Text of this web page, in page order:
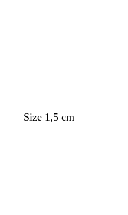
Size 1,5 cm